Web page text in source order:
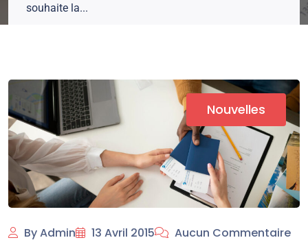
souhaite la...
Nouvelles
By Admin 13 Avril 2015
Aucun Commentaire